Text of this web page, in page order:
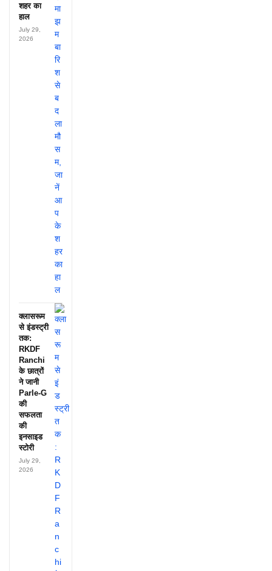
शहर का
हाल
July 29,
2026
क्लासरूम
से इंडस्ट्री
तक:
RKDF
Ranchi
के छात्रों
ने जानी
Parle-G
की
सफलता
की
इनसाइड
स्टोरी
July 29,
2026